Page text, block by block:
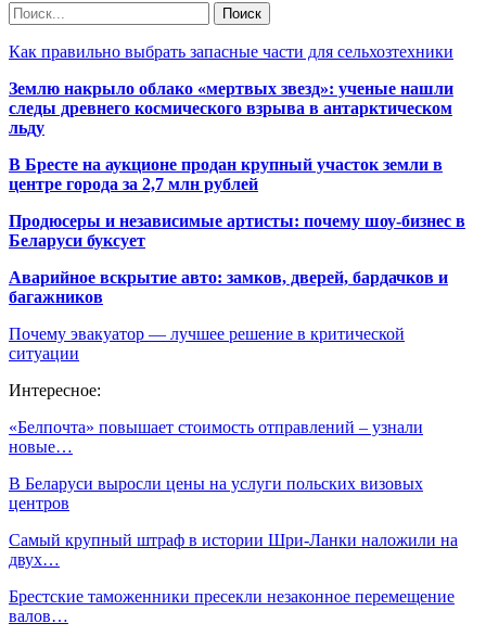
Как правильно выбрать запасные части для сельхозтехники
Землю накрыло облако «мертвых звезд»: ученые нашли
следы древнего космического взрыва в антарктическом
льду
В Бресте на аукционе продан крупный участок земли в
центре города за 2,7 млн рублей
Продюсеры и независимые артисты: почему шоу-бизнес в
Беларуси буксует
Аварийное вскрытие авто: замков, дверей, бардачков и
багажников
Почему эвакуатор — лучшее решение в критической
ситуации
Интересное:
«Белпочта» повышает стоимость отправлений – узнали
новые…
В Беларуси выросли цены на услуги польских визовых
центров
Самый крупный штраф в истории Шри-Ланки наложили на
двух…
Брестские таможенники пресекли незаконное перемещение
валов…